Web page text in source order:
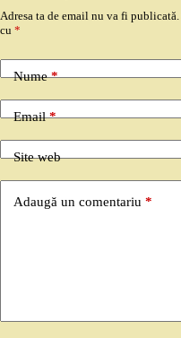
Adresa ta de email nu va fi publicată.
cu *
Nume*
Email*
Site web
Adaugă un comentariu *